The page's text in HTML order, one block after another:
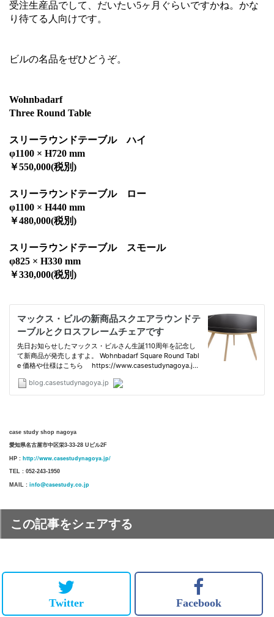
受注生産品でして、だいたい5ヶ月ぐらいですかね。かな
り待てる人向けです。
ビルの名品をぜひどうぞ。
Wohnbadarf
Three Round Table
スリーラウンドテーブル ハイ
φ1100 × H720 mm
￥550,000(税別)
スリーラウンドテーブル ロー
φ1100 × H440 mm
￥480,000(税別)
スリーラウンドテーブル スモール
φ825 × H330 mm
￥330,000(税別)
case study shop nagoya
愛知県名古屋市中区栄3-33-28 Uビル2F
HP : http://www.casestudynagoya.jp/
TEL : 052-243-1950
MAIL : info@casestudy.co.jp
この記事をシェアする
Twitter Facebook